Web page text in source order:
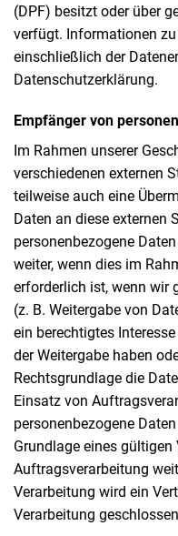
(DPF) besitzt oder über
verfügt. Informationen
einschließlich der
Datenschutzerklärung.
Empfänger von
Im Rahmen unserer
verschiedenen externen
teilweise auch eine
Daten an diese externen
personenbezogene
weiter, wenn dies im
erforderlich ist, wenn wir
(z. B. Weitergabe von
ein berechtigtes
der Weitergabe haben
Rechtsgrundlage die
Einsatz von
personenbezogene
Grundlage eines gültigen
Auftragsverarbeitung
Verarbeitung wird ein
Verarbeitung